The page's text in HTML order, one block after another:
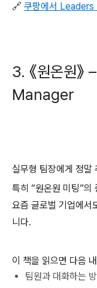
🔗 쿠팡에서
3. 《원온원》 –
Manager
실무형 팀장에게 정말
특히 “원온원 미팅”의
요즘 글로벌 기업에서
니다.
이 책을 읽으면 다음
팀원과 대화하는